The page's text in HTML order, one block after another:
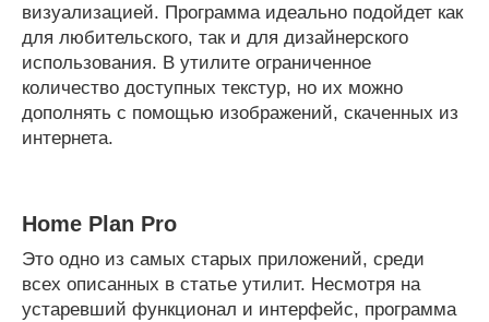
визуализацией. Программа идеально подойдет как
для любительского, так и для дизайнерского
использования. В утилите ограниченное
количество доступных текстур, но их можно
дополнять с помощью изображений, скаченных из
интернета.
Home Plan Pro
Это одно из самых старых приложений, среди
всех описанных в статье утилит. Несмотря на
устаревший функционал и интерфейс, программа